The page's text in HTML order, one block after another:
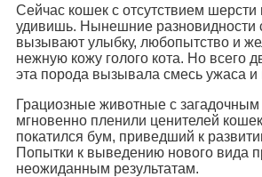
Сейчас кошек с отсутствием шерсти
удивишь. Нынешние разновидности
вызывают улыбку, любопытство и
нежную кожу голого кота. Но всего
эта порода вызывала смесь ужаса
Грациозные животные с загадочным
мгновенно пленили ценителей
покатился бум, приведший к
Попытки к выведению нового вида
неожиданным результатам.